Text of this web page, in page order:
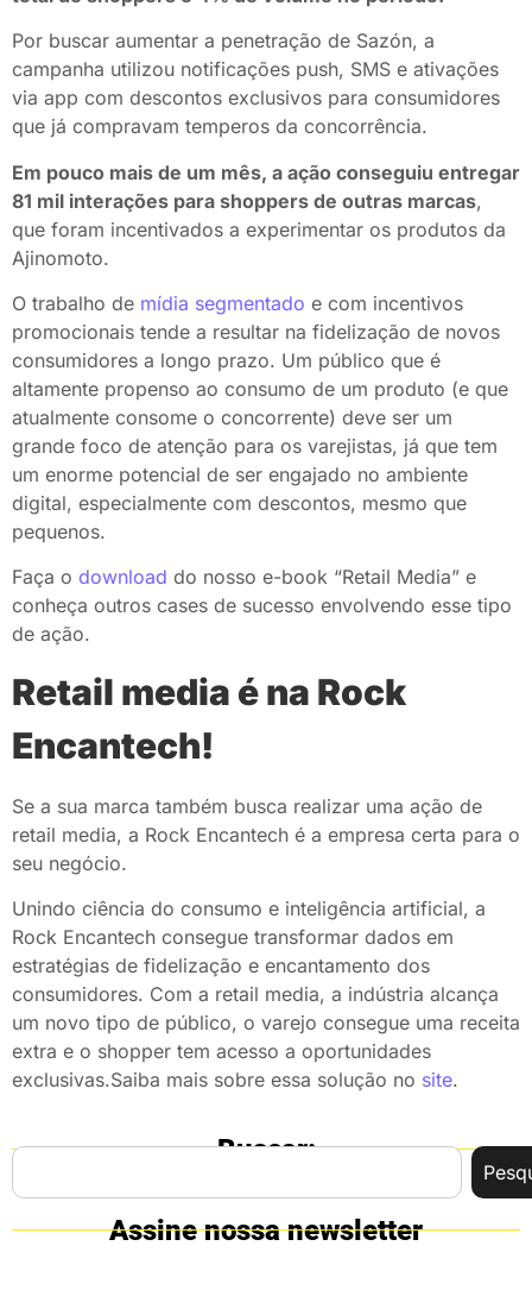
Por buscar aumentar a penetração de Sazón, a
campanha utilizou notificações push, SMS e ativações
via app com descontos exclusivos para consumidores
que já compravam temperos da concorrência.
Em pouco mais de um mês, a ação conseguiu entregar
81 mil interações para shoppers de outras marcas,
que foram incentivados a experimentar os produtos da
Ajinomoto.
O trabalho de mídia segmentado e com incentivos
promocionais tende a resultar na fidelização de novos
consumidores a longo prazo. Um público que é
altamente propenso ao consumo de um produto (e que
atualmente consome o concorrente) deve ser um
grande foco de atenção para os varejistas, já que tem
um enorme potencial de ser engajado no ambiente
digital, especialmente com descontos, mesmo que
pequenos.
Faça o download do nosso e-book “Retail Media” e
conheça outros cases de sucesso envolvendo esse tipo
de ação.
Retail media é na Rock
Encantech!
Se a sua marca também busca realizar uma ação de
retail media, a Rock Encantech é a empresa certa para o
seu negócio.
Unindo ciência do consumo e inteligência artificial, a
Rock Encantech consegue transformar dados em
estratégias de fidelização e encantamento dos
consumidores. Com a retail media, a indústria alcança
um novo tipo de público, o varejo consegue uma receita
extra e o shopper tem acesso a oportunidades
exclusivas.Saiba mais sobre essa solução no site.
Buscar:
Assine nossa newsletter